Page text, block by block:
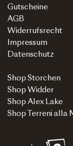
Gutscheine
AGB
Widerrufsrecht
Impressum
Datenschutz
Shop Storchen
Shop Widder
Shop Alex Lake
Shop Terreni alla